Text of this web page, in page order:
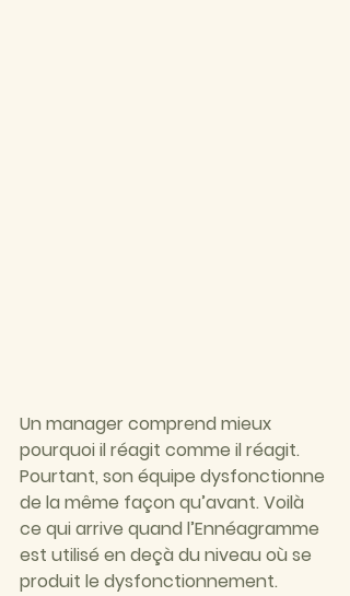
Un manager comprend mieux
pourquoi il réagit comme il réagit.
Pourtant, son équipe dysfonctionne
de la même façon qu’avant. Voilà
ce qui arrive quand l’Ennéagramme
est utilisé en deçà du niveau où se
produit le dysfonctionnement.